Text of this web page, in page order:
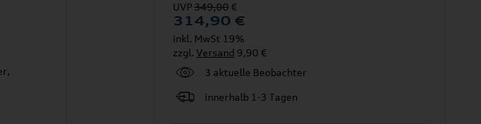
UVP349,00 €
314,90 €
inkl. MwSt 19%
zzgl.Versand 9,90 €
3 aktuelle Beobachter
innerhalb 1-3 Tagen